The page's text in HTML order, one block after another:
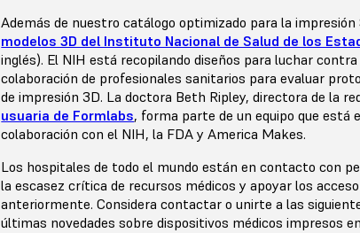
Además de nuestro catálogo optimizado para la
modelos 3D del Instituto Nacional de Salud de los
inglés). El NIH está recopilando diseños para luchar
colaboración de profesionales sanitarios para evaluar
de impresión 3D. La doctora Beth Ripley, directora de la
usuaria de Formlabs, forma parte de un equipo que está
colaboración con el NIH, la FDA y America Makes.
Los hospitales de todo el mundo están en contacto con
la escasez crítica de recursos médicos y apoyar los
anteriormente. Considera contactar o unirte a las
últimas novedades sobre dispositivos médicos impresos